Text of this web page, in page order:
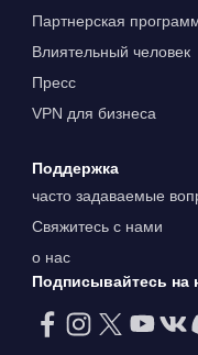
Партнерская
Влиятельный человек
Пресс
VPN для бизнеса
Поддержка
часто задаваемые
Свяжитесь с нами
о нас
Подписывайтесь на